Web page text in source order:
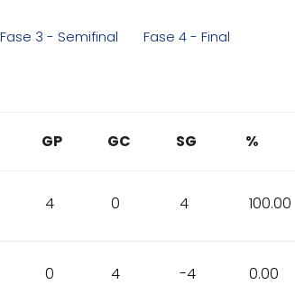
Fase 3 - Semifinal Fase 4 - Final
GP GC SG %
4 0 4 100.00
0 4 -4 0.00